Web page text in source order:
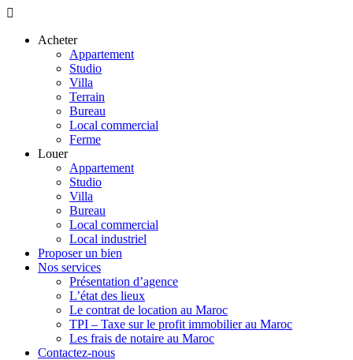
Acheter
Appartement
Studio
Villa
Terrain
Bureau
Local commercial
Ferme
Louer
Appartement
Studio
Villa
Bureau
Local commercial
Local industriel
Proposer un bien
Nos services
Présentation d’agence
L’état des lieux
Le contrat de location au Maroc
TPI – Taxe sur le profit immobilier au Maroc
Les frais de notaire au Maroc
Contactez-nous